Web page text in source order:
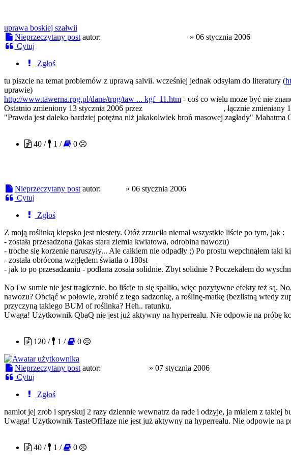
uprawa boskiej szałwii
Nieprzeczytany post autor: » 06 stycznia 2006
Cytuj
Zgłoś
tu piszcie na temat problemów z uprawą salvii. wcześniej jednak odsyłam do literatury (
uprawie)
http://www.tawerna.rpg.pl/dane/trpg/taw ... kgf_11.htm - coś co wielu może być nie
Ostatnio zmieniony 13 stycznia 2006 przez
, łącznie zmieniany
"Prawda jest daleko bardziej potężna niż jakakolwiek broń masowej zagłady" Mahatma
40 /
1 / 0
Nieprzeczytany post autor: » 06 stycznia 2006
Cytuj
Zgłoś
Z moją roślinką kiepsko jest niestety. Otóż zrzuciła niemal wszystkie liście po tym, jak :
- została przesadzona (jakas stara ziemia kwiatowa, odrobina nawozu)
- troche się korzenie naruszyły... Ale całkiem nie odpadły ;) Po prostu wepchnąłem
- została obrócona względem światła o 180st
- jak to po przesadzaniu - podlana zosała solidnie. Zbyt solidnie ? Poczekałem do
No i w sumie nie jest tragicznie, bo liście to się spaliło, więc pozytywne efekty też są.
nawozu? Obciąć w połowie, zrobić z tego sadzonkę, a roślinę-matkę (bezlistną wtedy
przyczyną takiego BUM of roślinka? Heh.. ratunku.
Uwaga! Użytkownik QbaQ nie jest już aktywny na hyperrealu. Nie odpowie na próbę
120 /
1 / 0
Nieprzeczytany post autor: » 07 stycznia 2006
Cytuj
Zgłoś
namiot jej zrob i spryskuj 2 razy dziennie wewnatrz da rade i odzyje, ja mialem z takiej
Uwaga! Użytkownik TasteOfHaze nie jest już aktywny na hyperrealu. Nie odpowie na
40 /
1 / 0